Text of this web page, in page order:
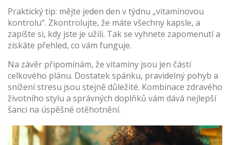
Praktický tip: mějte jeden den v týdnu „vitamínovou
kontrolu“. Zkontrolujte, že máte všechny kapsle, a
zapíšte si, kdy jste je užili. Tak se vyhnete zapomenutí a
získáte přehled, co vám funguje.
Na závěr připomínám, že vitamíny jsou jen částí
celkového plánu. Dostatek spánku, pravidelný pohyb a
snížení stresu jsou stejně důležité. Kombinace zdravého
životního stylu a správných doplňků vám dává nejlepší
šanci na úspěšné otěhotnění.